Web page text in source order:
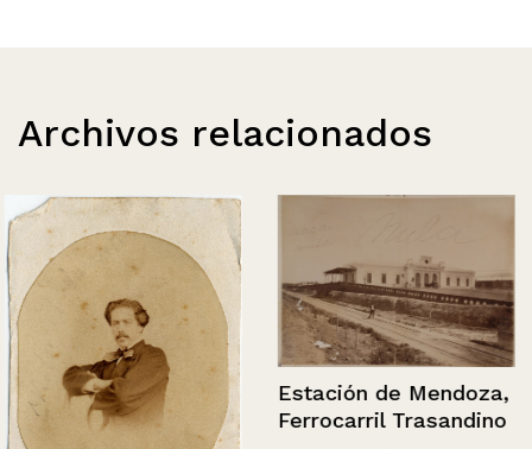
Archivos relacionados
Estación de Mendoza,
Ferrocarril Trasandino